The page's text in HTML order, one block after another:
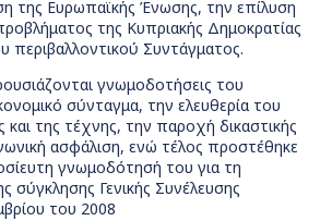
της Ευρωπαϊκής Ένωσης, την επίλυση
της Κυπριακής Δημοκρατίας
περιβαλλοντικού Συντάγματος.
γνωμοδοτήσεις του
σύνταγμα, την ελευθερία του
της τέχνης, την παροχή δικαστικής
ασφάλιση, ενώ τέλος προστέθηκε
γνωμοδότησή του για τη
σύγκλησης Γενικής Συνέλευσης
του 2008